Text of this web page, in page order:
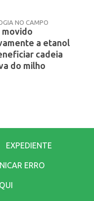
NO CAMPO
a etanol
cadeia
do milho
EXPEDIENTE
ERRO